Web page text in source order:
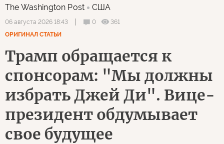
The Washington Post США
06 августа 2026 18:43 0
361
ОРИГИНАЛ СТАТЬИ
Трамп обращается к
спонсорам: "Мы должны
избрать Джей Ди". Вице-
президент обдумывает
свое будущее